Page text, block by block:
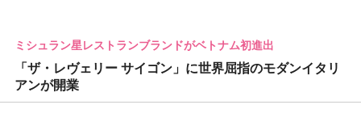
ミシュラン星レストランブランドがベトナム初進出
「ザ・レヴェリー サイゴン」に世界屈指のモダンイタリ
アンが開業